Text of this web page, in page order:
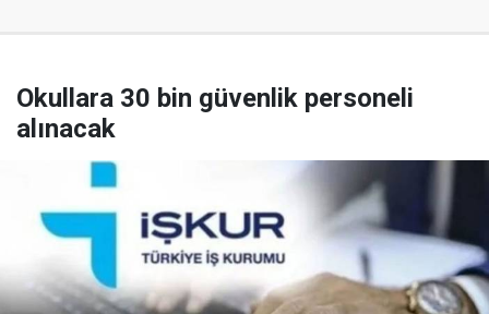
Okullara 30 bin güvenlik personeli
alınacak